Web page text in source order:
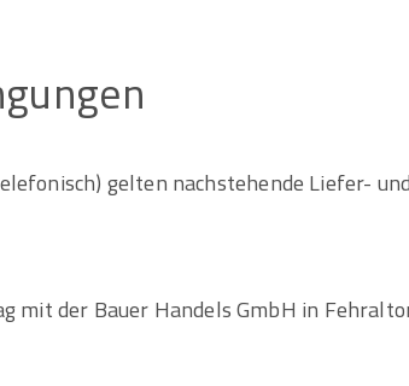
gelten nachstehende Liefer-
mit der Bauer Handels GmbH in